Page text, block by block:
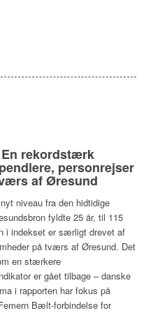
rekordstærk
personrejser
af Øresund
niveau fra den hidtidige
fyldte 25 år, til 115
i indekset er særligt drevet af
på tværs af Øresund. Det
en stærkere
er gået tilbage – danske
i rapporten har fokus på
Bælt-forbindelse for